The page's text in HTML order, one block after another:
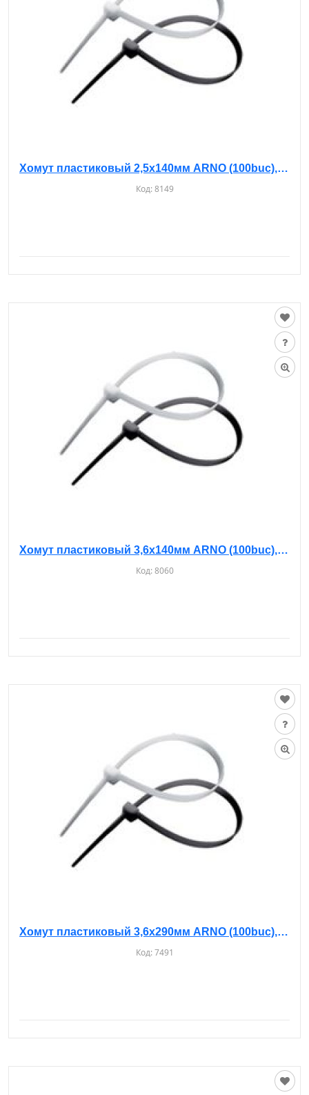
Хомут пластиковый 2,5х140мм ARNO (100buc), черные
Код:8149
Хомут пластиковый 3,6х140мм ARNO (100buc), белые
Код:8060
Хомут пластиковый 3,6х290мм ARNO (100buc), белые
Код:7491